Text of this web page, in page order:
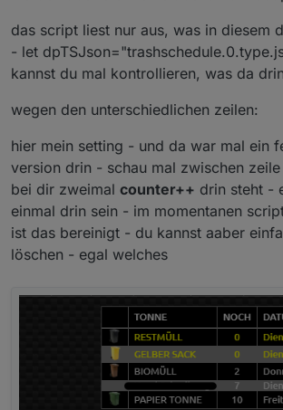
Zweifarbig habe ich hier geändert, jedoch bleibt die
Tabelle bei mir einfarbig (siehe
let
//Farbe für ungerade
let farbeGeradeZeilen="#ffffff"//"#ffffff"; //
gerade Zeilenanzahl
das script liest nur aus, was in diesem
- let
kannst du mal kontrollieren, was da
wegen den unterschiedlichen zeilen:
hier mein setting - und da war mal ein
version drin - schau mal zwischen zeile
bei dir zweimal counter++ drin steht -
einmal drin sein - im momentanen
ist das bereinigt - du kannst aaber
löschen - egal welches